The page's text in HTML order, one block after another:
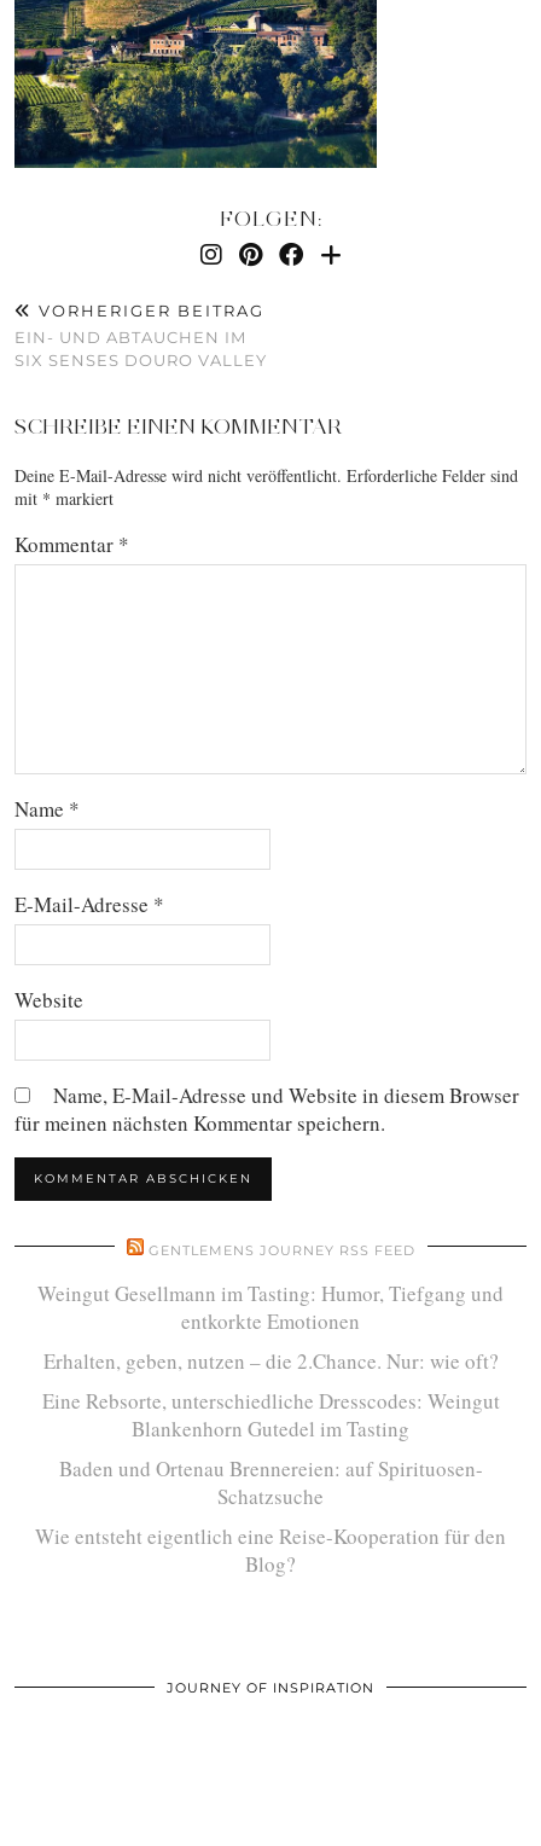
FOLGEN:
VORHERIGER BEITRAG
EIN- UND ABTAUCHEN IM
SIX SENSES DOURO VALLEY
SCHREIBE EINEN KOMMENTAR
Deine E-Mail-Adresse wird nicht veröffentlicht. Erforderliche Felder sind
mit * markiert
Kommentar *
Name *
E-Mail-Adresse *
Website
Name, E-Mail-Adresse und Website in diesem Browser
für meinen nächsten Kommentar speichern.
GENTLEMENS JOURNEY RSS FEED
Weingut Gesellmann im Tasting: Humor, Tiefgang und
entkorkte Emotionen
Erhalten, geben, nutzen – die 2.Chance. Nur: wie oft?
Eine Rebsorte, unterschiedliche Dresscodes: Weingut
Blankenhorn Gutedel im Tasting
Baden und Ortenau Brennereien: auf Spirituosen-
Schatzsuche
Wie entsteht eigentlich eine Reise-Kooperation für den
Blog?
JOURNEY OF INSPIRATION